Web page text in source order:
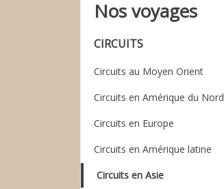
Nos voyages
CIRCUITS
Circuits au Moyen Orient
Circuits en Amérique du Nord
Circuits en Europe
Circuits en Amérique latine
Circuits en Asie